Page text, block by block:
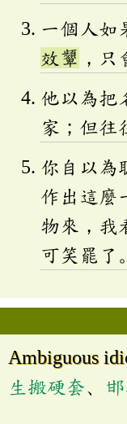
一個人如
效顰 ，只
他以為把
家；但往
你自以為
作出這麼
物來，我
可笑罷了。
Ambiguous
生搬硬套、